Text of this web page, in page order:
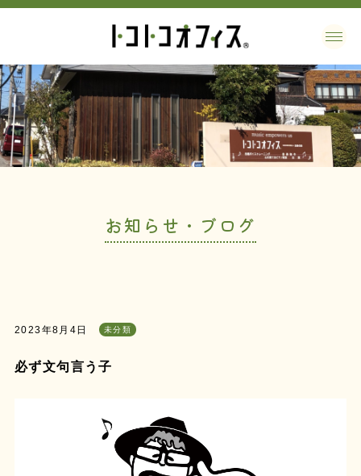
お知らせ・ブログ
2023年8月4日 未分類
必ず文句言う子